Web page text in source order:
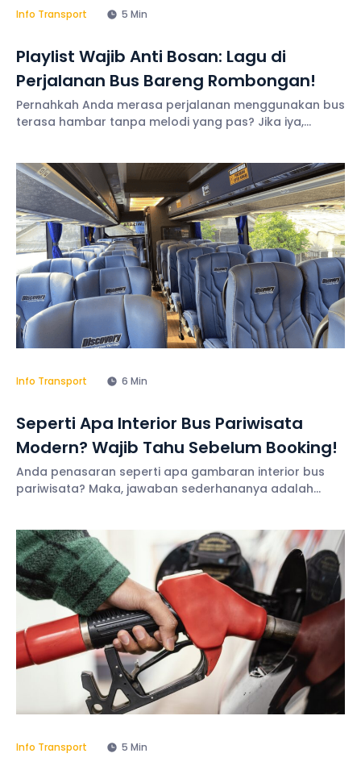
Info Transport 5 Min
Playlist Wajib Anti Bosan: Lagu di
Perjalanan Bus Bareng Rombongan!
Pernahkah Anda merasa perjalanan menggunakan bus
terasa hambar tanpa melodi yang pas? Jika iya,
kebosanan, menciptakan
Info Transport 6 Min
Seperti Apa Interior Bus Pariwisata
Modern? Wajib Tahu Sebelum Booking!
Anda penasaran seperti apa gambaran interior bus
pariwisata? Maka, jawaban sederhananya adalah
Selain itu, berbagai fasilitas juga terus
Info Transport 5 Min